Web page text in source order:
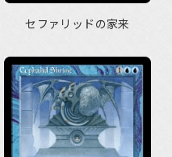
セファリッドの家来